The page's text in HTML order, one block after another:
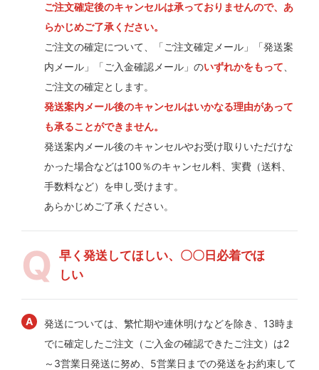
ご注文確定後のキャンセルは承っておりませんので、あ
らかじめご了承ください。
ご注文の確定について、「ご注文確定メール」「発送案
内メール」「ご入金確認メール」のいずれかをもって
ご注文の確定とします。
発送案内メール後のキャンセルはいかなる理由があって
も承ることができません。
発送案内メール後のキャンセルやお受け取りいただけな
かった場合などは100％のキャンセル料、実費（送料、
手数料など）を申し受けます。
あらかじめご了承ください。
早く発送してほしい、〇〇日必着でほ
しい
発送については、繁忙期や連休明けなどを除き、13時ま
でに確定したご注文（ご入金の確認できたご注文）は2
～3営業日発送に努め、5営業日までの発送をお約束して